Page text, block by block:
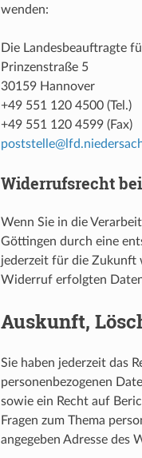
wenden:
Die Landesbeauftragte
Prinzenstraße 5
30159 Hannover
+49 551 120 4500 (Tel.)
+49 551 120 4599 (Fax)
Widerrufsrecht
Wenn Sie in die
Göttingen durch eine
jederzeit für die Zukunft
Widerruf erfolgten
Auskunft,
Sie haben jederzeit das
personenbezogenen
sowie ein Recht auf
Fragen zum Thema
angegeben Adresse des